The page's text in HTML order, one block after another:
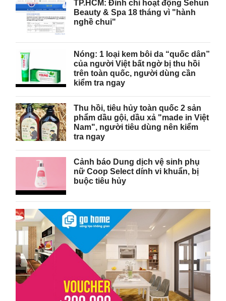
TP.HCM: Đình chỉ hoạt động Sehun
Beauty & Spa 18 tháng vì "hành
nghề chui"
Nóng: 1 loại kem bôi da “quốc dân”
của người Việt bất ngờ bị thu hồi
trên toàn quốc, người dùng cần
kiểm tra ngay
Thu hồi, tiêu hủy toàn quốc 2 sản
phẩm dầu gội, dầu xả "made in Việt
Nam", người tiêu dùng nên kiểm
tra ngay
Cảnh báo Dung dịch vệ sinh phụ
nữ Coop Select dính vi khuẩn, bị
buộc tiêu hủy